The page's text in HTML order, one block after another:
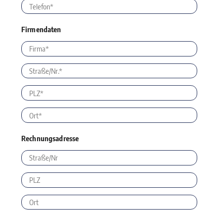
Firmendaten
Rechnungsadresse